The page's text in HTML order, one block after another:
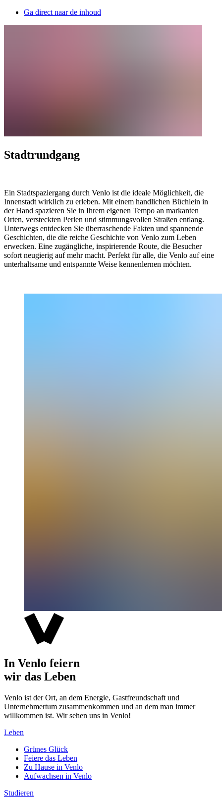
Ga direct naar de inhoud
Stadtrundgang
Ein Stadtspaziergang durch Venlo ist die ideale Möglichkeit, die
Innenstadt wirklich zu erleben. Mit einem handlichen Büchlein in
der Hand spazieren Sie in Ihrem eigenen Tempo an markanten
Orten, versteckten Perlen und stimmungsvollen Straßen entlang.
Unterwegs entdecken Sie überraschende Fakten und spannende
Geschichten, die die reiche Geschichte von Venlo zum Leben
erwecken. Eine zugängliche, inspirierende Route, die Besucher
sofort neugierig auf mehr macht. Perfekt für alle, die Venlo auf eine
unterhaltsame und entspannte Weise kennenlernen möchten.
In Venlo feiern
wir das Leben
Venlo ist der Ort, an dem Energie, Gastfreundschaft und
Unternehmertum zusammenkommen und an dem man immer
willkommen ist. Wir sehen uns in Venlo!
Leben
Grünes Glück
Feiere das Leben
Zu Hause in Venlo
Aufwachsen in Venlo
Studieren